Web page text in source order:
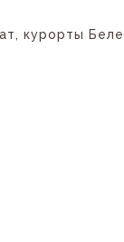
курорты